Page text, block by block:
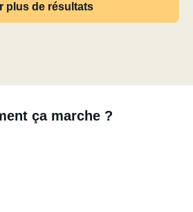
plus de résultats
ça marche ?